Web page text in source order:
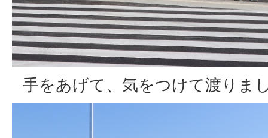
手をあげて、気をつけて渡りま